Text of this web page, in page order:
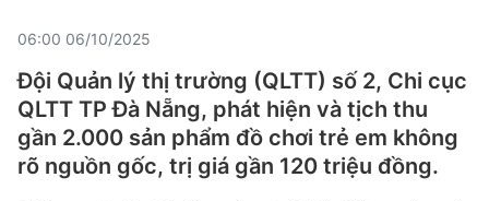
06:00 06/10/2025
Đội Quản lý thị trường (QLTT) số 2, Chi cục
QLTT TP Đà Nẵng, phát hiện và tịch thu
gần 2.000 sản phẩm đồ chơi trẻ em không
rõ nguồn gốc, trị giá gần 120 triệu đồng.